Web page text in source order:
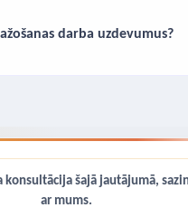
darba uzdevumus?
konsultācija šajā jautājumā,
ar mums.